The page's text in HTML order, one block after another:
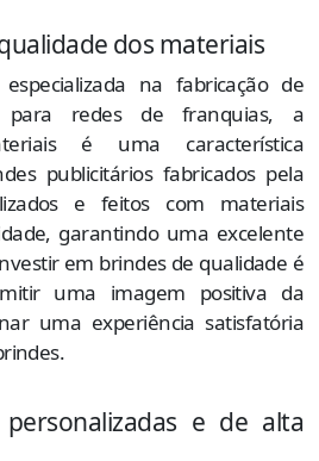
dos materiais
na fabricação de
para redes de franquias, a
é uma característica
publicitários fabricados pela
e feitos com materiais
garantindo uma excelente
em brindes de qualidade é
uma imagem positiva da
uma experiência satisfatória
personalizadas e de alta